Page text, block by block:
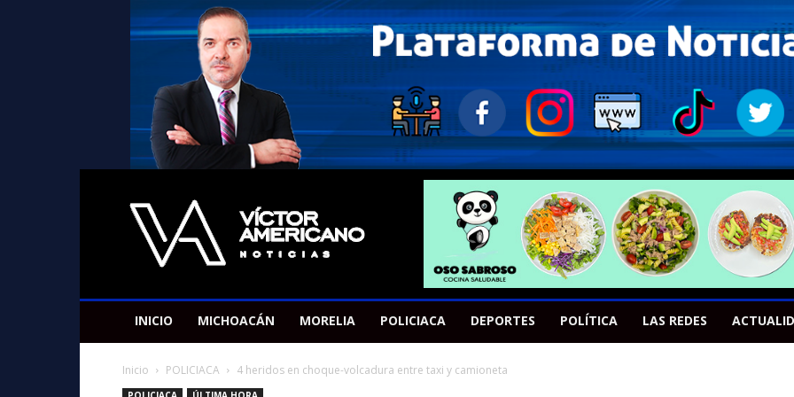
Americano
Victor
INICIO MICHOACÁN MORELIA POLICIACA DEPORTES POLÍTICA LAS REDES
Inicio POLICIACA 4 heridos en choque-volcadura entre taxi y camioneta